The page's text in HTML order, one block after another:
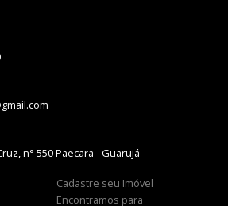
n° 550 Paecara - Guarujá
Cadastre seu Imóvel
Encontramos para